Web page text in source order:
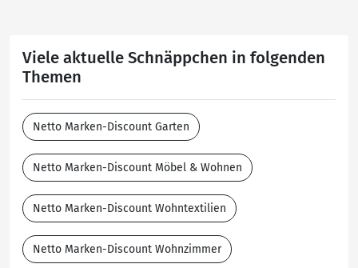
Viele aktuelle Schnäppchen in folgenden
Themen
Netto Marken-Discount Garten
Netto Marken-Discount Möbel & Wohnen
Netto Marken-Discount Wohntextilien
Netto Marken-Discount Wohnzimmer